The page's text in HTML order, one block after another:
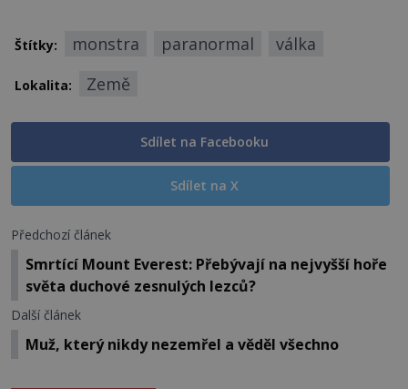
Štítky: monstra paranormal válka
Lokalita: Země
Sdílet na Facebooku
Sdílet na X
Předchozí článek
Smrtící Mount Everest: Přebývají na nejvyšší hoře
světa duchové zesnulých lezců?
Další článek
Muž, který nikdy nezemřel a věděl všechno